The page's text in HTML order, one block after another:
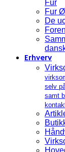
Fur
Fur
De
Erhverv
selv
samt